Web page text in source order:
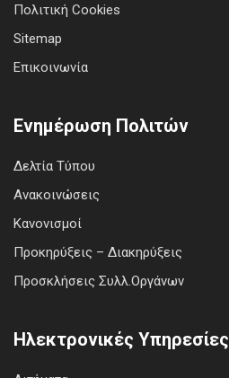
Πολιτική Cookies
Sitemap
Επικοινωνία
Ενημέρωση Πολιτών
Δελτία Τύπου
Ανακοινώσεις
Κανονισμοί
Προκηρύξεις – Διακηρύξεις
Προσκλήσεις Συλλ.Οργάνων
Ηλεκτρονικές Υπηρεσίες